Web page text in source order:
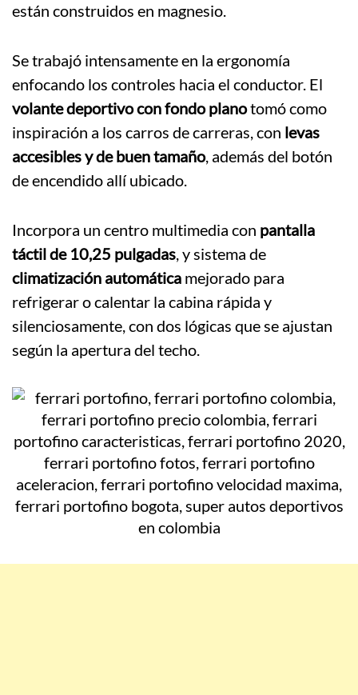
están construidos en magnesio.
Se trabajó intensamente en la ergonomía
enfocando los controles hacia el conductor. El
volante deportivo con fondo planotomó como
inspiración a los carros de carreras, con levas
accesibles y de buen tamaño, además del botón
de encendido allí ubicado.
Incorpora un centro multimedia con pantalla
táctil de 10,25 pulgadas, y sistema de
climatización automática mejorado para
refrigerar o calentar la cabina rápida y
silenciosamente, con dos lógicas que se ajustan
según la apertura del techo.